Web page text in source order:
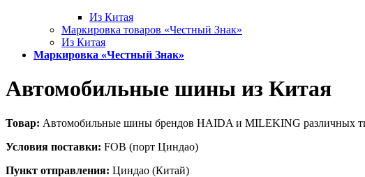
Из Китая
Маркировка товаров «Честный Знак»
Из Китая
Маркировка «Честный Знак»
Автомобильные шины из Китая
Товар: Автомобильные шины брендов HAIDA и MILEKING различных
Условия поставки: FOB (порт Циндао)
Пункт отправления: Циндао (Китай)